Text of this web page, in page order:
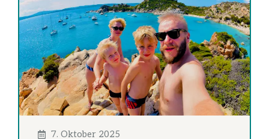
7. Oktober 2025